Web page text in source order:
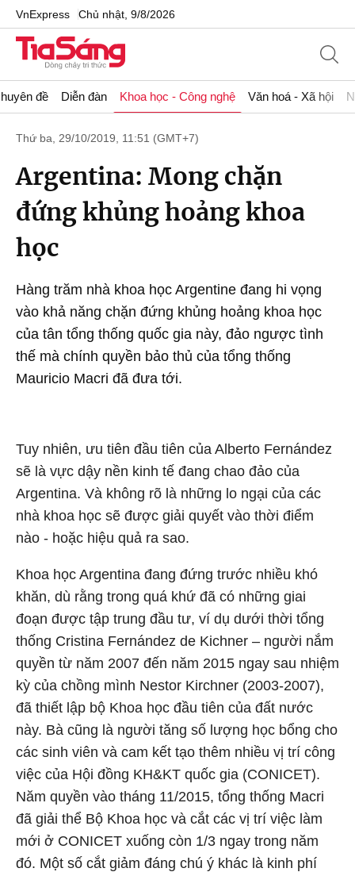
VnExpress Chủ nhật, 9/8/2026
đề Diễn đàn Khoa học - Công nghệ Văn hoá - Xã hội
Thứ ba, 29/10/2019, 11:51 (GMT+7)
Argentina: Mong chặn
đứng khủng hoảng khoa
học
Hàng trăm nhà khoa học Argentine đang hi vọng
vào khả năng chặn đứng khủng hoảng khoa học
của tân tổng thống quốc gia này, đảo ngược tình
thế mà chính quyền bảo thủ của tổng thống
Mauricio Macri đã đưa tới.
Tuy nhiên, ưu tiên đầu tiên của Alberto Fernández
sẽ là vực dậy nền kinh tế đang chao đảo của
Argentina. Và không rõ là những lo ngại của các
nhà khoa học sẽ được giải quyết vào thời điểm
nào - hoặc hiệu quả ra sao.
Khoa học Argentina đang đứng trước nhiều khó
khăn, dù rằng trong quá khứ đã có những giai
đoạn được tập trung đầu tư, ví dụ dưới thời tổng
thống Cristina Fernández de Kichner – người nắm
quyền từ năm 2007 đến năm 2015 ngay sau nhiệm
kỳ của chồng mình Nestor Kirchner (2003-2007),
đã thiết lập bộ Khoa học đầu tiên của đất nước
này. Bà cũng là người tăng số lượng học bổng cho
các sinh viên và cam kết tạo thêm nhiều vị trí công
việc của Hội đồng KH&KT quốc gia (CONICET).
Năm quyền vào tháng 11/2015, tổng thống Macri
đã giải thể Bộ Khoa học và cắt các vị trí việc làm
mới ở CONICET xuống còn 1/3 ngay trong năm
đó. Một số cắt giảm đáng chú ý khác là kinh phí